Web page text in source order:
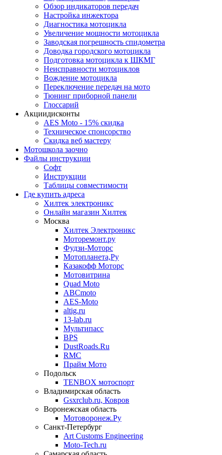
Обзор индикаторов передач
Настройка инжектора
Диагноcтика мотоцикла
Увеличение мощности мотоцикла
Заводская погрешность спидометра
Доводка городского мотоцикла
Подготовка мотоцикла к ШКМГ
Неисправности мотоциклов
Вождение мотоцикла
Переключение передач на мото
Тюнинг приборной панели
Глоссарий
Акциидисконты
AES Moto - 15% скидка
Техническое спонсорство
Скидка веб мастеру
Мотошкола заочно
Файлы инструкции
Софт
Инструкции
Таблицы совместимости
Где купить адреса
Хилтек электроникс
Онлайн магазин Хилтек
Москва
Хилтек Электроникс
Моторемонт.ру
Фудзи-Моторс
Мотопланета,Ру
Казакофф Моторс
Мотовитрина
Quad Moto
ABCmoto
AES-Moto
altig.ru
13-lab.ru
Мультипасс
BPS
DustRoads.Ru
RMC
Прайм Мото
Подольск
TENBOX мотоспорт
Владимирская область
Gsxrclub.ru, Ковров
Воронежская область
Мотоворонеж.Ру
Санкт-Петербург
Art Customs Engineering
Moto-Tech.ru